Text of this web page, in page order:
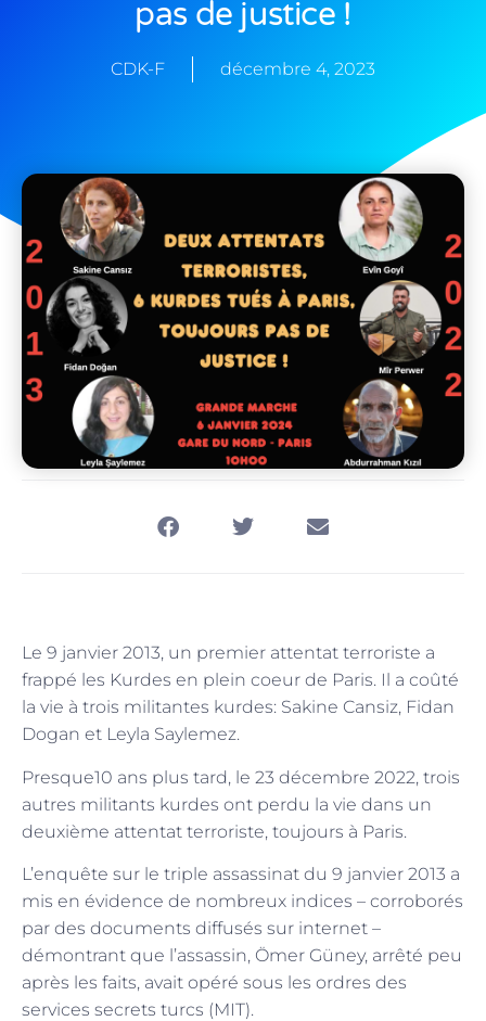
pas de justice !
CDK-F décembre 4, 2023
Le 9 janvier 2013, un premier attentat terroriste a
frappé les Kurdes en plein coeur de Paris. Il a coûté
la vie à trois militantes kurdes: Sakine Cansiz, Fidan
Dogan et Leyla Saylemez.
Presque10 ans plus tard, le 23 décembre 2022, trois
autres militants kurdes ont perdu la vie dans un
deuxième attentat terroriste, toujours à Paris.
L’enquête sur le triple assassinat du 9 janvier 2013 a
mis en évidence de nombreux indices – corroborés
par des documents diffusés sur internet –
démontrant que l’assassin, Ömer Güney, arrêté peu
après les faits, avait opéré sous les ordres des
services secrets turcs (MIT).